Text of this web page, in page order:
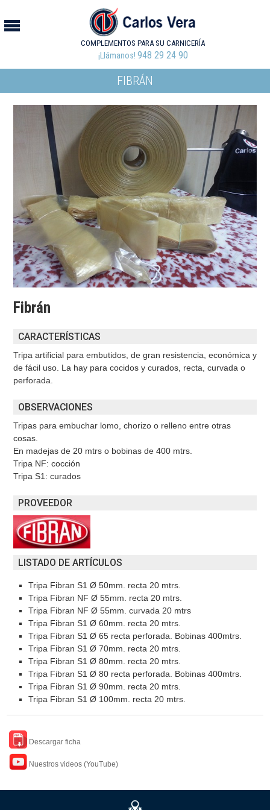
COMPLEMENTOS PARA SU CARNICERÍA
¡Llámanos! 948 29 24 90
FIBRÁN
Fibrán
CARACTERÍSTICAS
Tripa artificial para embutidos, de gran resistencia, económica y
de fácil uso. La hay para cocidos y curados, recta, curvada o
perforada.
OBSERVACIONES
Tripas para embuchar lomo, chorizo o relleno entre otras
cosas.
En madejas de 20 mtrs o bobinas de 400 mtrs.
Tripa NF: cocción
Tripa S1: curados
PROVEEDOR
LISTADO DE ARTÍCULOS
Tripa Fibran S1 Ø 50mm. recta 20 mtrs.
Tripa Fibran NF Ø 55mm. recta 20 mtrs.
Tripa Fibran NF Ø 55mm. curvada 20 mtrs
Tripa Fibran S1 Ø 60mm. recta 20 mtrs.
Tripa Fibran S1 Ø 65 recta perforada. Bobinas 400mtrs.
Tripa Fibran S1 Ø 70mm. recta 20 mtrs.
Tripa Fibran S1 Ø 80mm. recta 20 mtrs.
Tripa Fibran S1 Ø 80 recta perforada. Bobinas 400mtrs.
Tripa Fibran S1 Ø 90mm. recta 20 mtrs.
Tripa Fibran S1 Ø 100mm. recta 20 mtrs.
Descargar ficha
Nuestros videos (YouTube)